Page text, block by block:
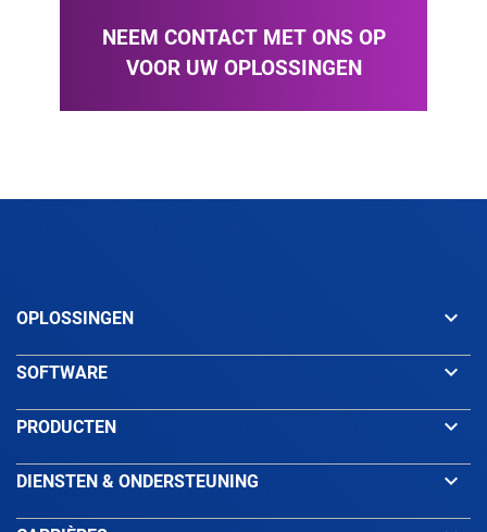
NEEM CONTACT MET ONS OP
VOOR UW OPLOSSINGEN
OPLOSSINGEN keyboard_arrow_down
SOFTWARE keyboard_arrow_down
PRODUCTEN keyboard_arrow_down
DIENSTEN & ONDERSTEUNING keyboard_arrow_down